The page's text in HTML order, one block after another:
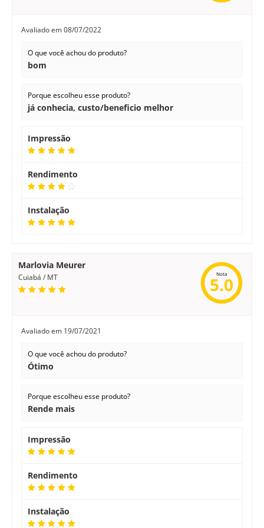
Avaliado em08/07/2022
O que você achou do produto?
bom
Porque escolheu esse produto?
já conhecia, custo/beneficio melhor
Impressão
Rendimento
Instalação
Marlovia Meurer
Cuiabá / MT Nota
5.0
Avaliado em 19/07/2021
O que você achou do produto?
Ótimo
Porque escolheu esse produto?
Rende mais
Impressão
Rendimento
Instalação